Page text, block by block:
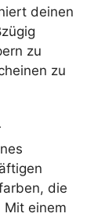
deinen
zu
zu
die
Mit einem